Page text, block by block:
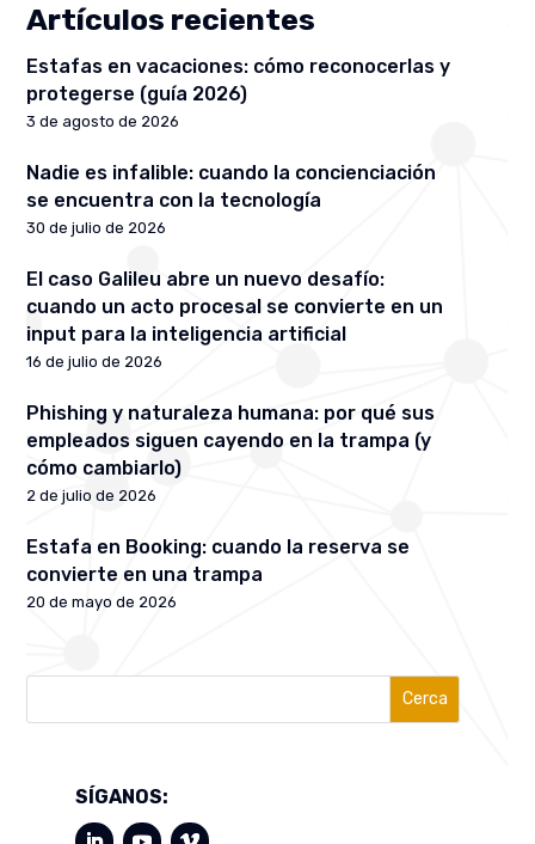
Artículos recientes
Estafas en vacaciones: cómo reconocerlas y
protegerse (guía 2026)
3 de agosto de 2026
Nadie es infalible: cuando la concienciación
se encuentra con la tecnología
30 de julio de 2026
El caso Galileu abre un nuevo desafío:
cuando un acto procesal se convierte en un
input para la inteligencia artificial
16 de julio de 2026
Phishing y naturaleza humana: por qué sus
empleados siguen cayendo en la trampa (y
cómo cambiarlo)
2 de julio de 2026
Estafa en Booking: cuando la reserva se
convierte en una trampa
20 de mayo de 2026
Cerca
SÍGANOS: